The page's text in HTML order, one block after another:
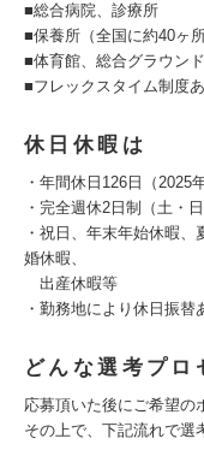
■総合病院、診療所
■保養所（全国に約40ヶ所
■体育館、総合グラウン
■フレックスタイム制度
休日休暇は
・年間休日126日（2025
・完全週休2日制（土・日
・祝日、年末年始休暇
婚休暇、
出産休暇等
・勤務地により休日振替
どんな選考プロ
応募頂いた後にご希望の
その上で、下記流れで選